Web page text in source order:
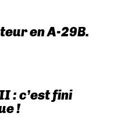
en A-29B.
: c’est fini
!